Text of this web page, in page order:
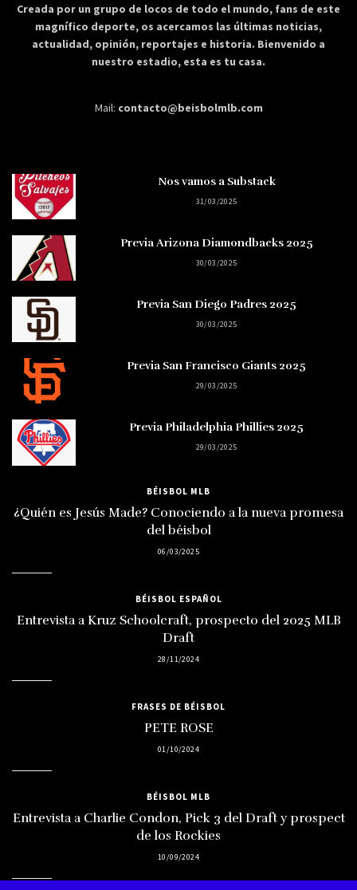
Creada por un grupo de locos de todo el mundo, fans de este
magnífico deporte, os acercamos las últimas noticias,
actualidad, opinión, reportajes e historia. Bienvenido a
nuestro estadio, esta es tu casa.
Mail: contacto@beisbolmlb.com
Nos vamos a Substack
31/03/2025
Previa Arizona Diamondbacks 2025
30/03/2025
Previa San Diego Padres 2025
30/03/2025
Previa San Francisco Giants 2025
29/03/2025
Previa Philadelphia Phillies 2025
29/03/2025
BÉISBOL MLB
¿Quién es Jesús Made? Conociendo a la nueva promesa
del béisbol
06/03/2025
BÉISBOL ESPAÑOL
Entrevista a Kruz Schoolcraft, prospecto del 2025 MLB
Draft
28/11/2024
FRASES DE BÉISBOL
PETE ROSE
01/10/2024
BÉISBOL MLB
Entrevista a Charlie Condon, Pick 3 del Draft y prospect
de los Rockies
10/09/2024